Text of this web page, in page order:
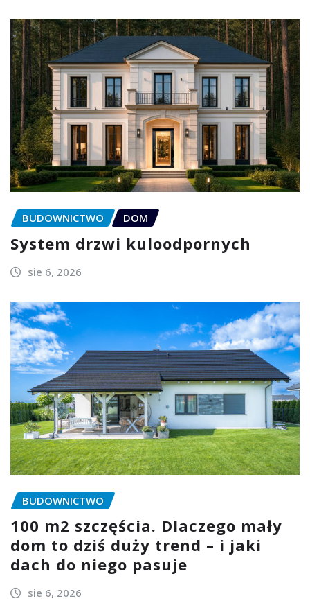
BUDOWNICTWO DOM
System drzwi kuloodpornych
sie 6, 2026
BUDOWNICTWO
100 m2 szczęścia. Dlaczego mały
dom to dziś duży trend – i jaki
dach do niego pasuje
sie 6, 2026